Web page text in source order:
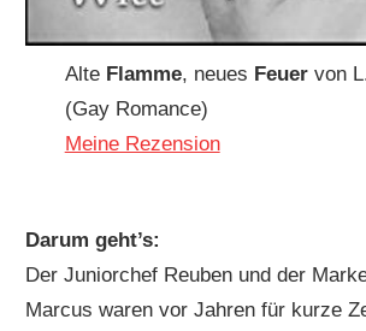
Alte Flamme, neues Feuer von
(Gay Romance)
Meine Rezension
Darum geht’s:
Der Juniorchef Reuben und der
Marcus waren vor Jahren für kurze